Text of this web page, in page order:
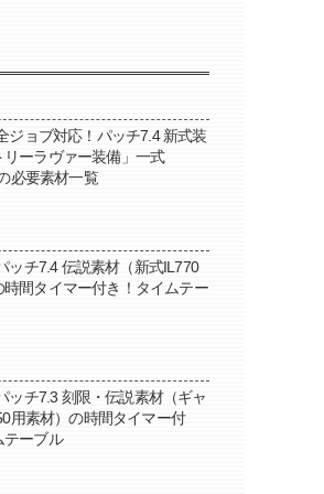
ジョブ対応！パッチ7.4 新式装
リーラヴァー装備」一式
必要素材一覧
ッチ7.4 伝説素材（新式IL770
時間タイマー付き！タイムテー
ッチ7.3 刻限・伝説素材（ギャ
用素材）の時間タイマー付
テーブル